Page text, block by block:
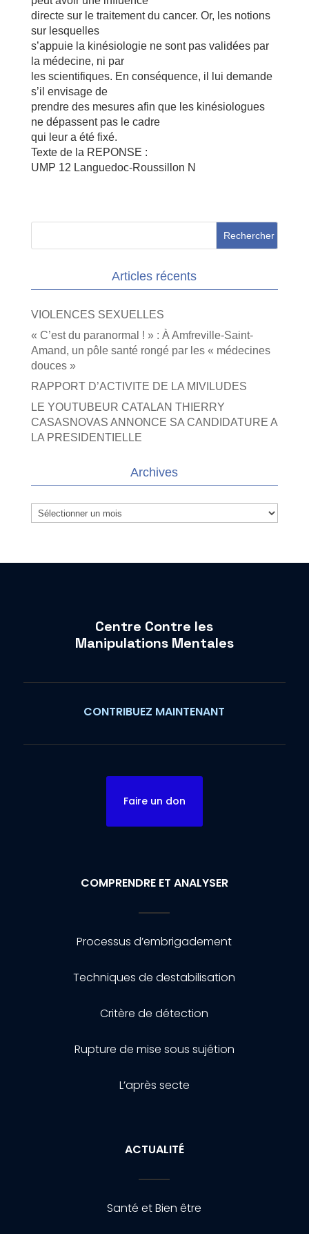
directe sur le traitement du cancer. Or, les notions
sur lesquelles
s’appuie la kinésiologie ne sont pas validées par
la médecine, ni par
les scientifiques. En conséquence, il lui demande
s’il envisage de
prendre des mesures afin que les kinésiologues
ne dépassent pas le cadre
qui leur a été fixé.
Texte de la REPONSE :
UMP 12 Languedoc-Roussillon N
Articles récents
VIOLENCES SEXUELLES
« C’est du paranormal ! » : À Amfreville-Saint-
Amand, un pôle santé rongé par les « médecines
douces »
RAPPORT D’ACTIVITE DE LA MIVILUDES
LE YOUTUBEUR CATALAN THIERRY
CASASNOVAS ANNONCE SA CANDIDATURE A
LA PRESIDENTIELLE
Archives
Archives
Centre Contre les
Manipulations Mentales
CONTRIBUEZ MAINTENANT
Faire un don
COMPRENDRE ET ANALYSER
Processus d’embrigadement
Techniques de destabilisation
Critère de détection
Rupture de mise sous sujétion
L’après secte
ACTUALITÉ
Santé et Bien être